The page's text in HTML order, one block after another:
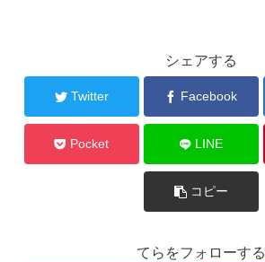
シェアする
Twitter Facebook
Pocket LINE
コピー
てらをフォローする